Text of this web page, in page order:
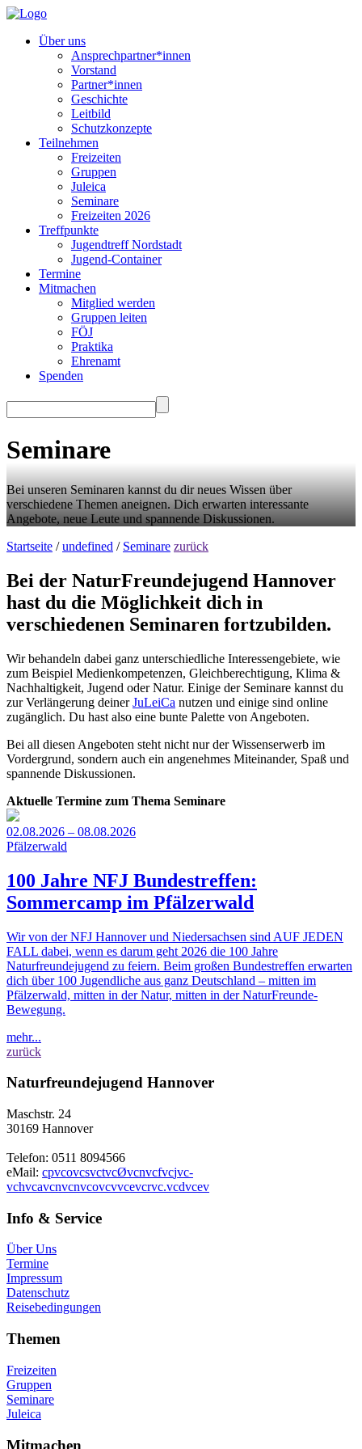
Über uns
Ansprechpartner*innen
Vorstand
Partner*innen
Geschichte
Leitbild
Schutzkonzepte
Teilnehmen
Freizeiten
Gruppen
Juleica
Seminare
Freizeiten 2026
Treffpunkte
Jugendtreff Nordstadt
Jugend-Container
Termine
Mitmachen
Mitglied werden
Gruppen leiten
FÖJ
Praktika
Ehrenamt
Spenden
Seminare
Bei unseren Seminaren kannst du dir neues Wissen über
verschiedene Themen aneignen. Dich erwarten interessante
Angebote, neue Leute und spannende Diskussionen.
Startseite /undefined / Seminare zurück
Bei der NaturFreundejugend Hannover
hast du die Möglichkeit dich in
verschiedenen Seminaren fortzubilden.
Wir behandeln dabei ganz unterschiedliche Interessengebiete, wie
zum Beispiel Medienkompetenzen, Gleichberechtigung, Klima &
Nachhaltigkeit, Jugend oder Natur. Einige der Seminare kannst du
zur Verlängerung deinerJuLeiCa nutzen und einige sind online
zugänglich. Du hast also eine bunte Palette von Angeboten.
Bei all diesen Angeboten steht nicht nur der Wissenserwerb im
Vordergrund, sondern auch ein angenehmes Miteinander, Spaß und
spannende Diskussionen.
Aktuelle Termine zum Thema Seminare
02.08.2026 – 08.08.2026
Pfälzerwald
100 Jahre NFJ Bundestreffen:
Sommercamp im Pfälzerwald
Wir von der NFJ Hannover und Niedersachsen sind AUF JEDEN
FALL dabei, wenn es darum geht 2026 die 100 Jahre
Naturfreundejugend zu feiern. Beim großen Bundestreffen erwarten
dich über 100 Jugendliche aus ganz Deutschland – mitten im
Pfälzerwald, mitten in der Natur, mitten in der NaturFreunde-
Bewegung.
mehr...
zurück
Naturfreundejugend Hannover
Maschstr. 24
30169 Hannover
Telefon: 0511 8094566
eMail: cpvcovcsvctvcØvcnvcfvcjvc-
vchvcavcnvcnvcovcvvcevcrvc.vcdvcev
Info & Service
Über Uns
Termine
Impressum
Datenschutz
Reisebedingungen
Themen
Freizeiten
Gruppen
Seminare
Juleica
Mitmachen